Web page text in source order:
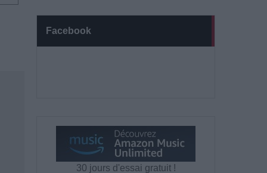
Facebook
30 jours d'essai gratuit !